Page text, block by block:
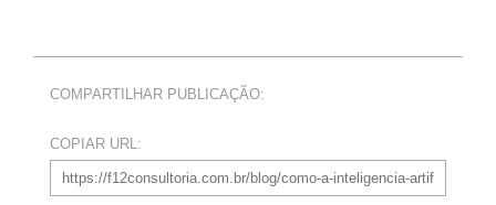
COMPARTILHAR PUBLICAÇÃO:
COPIAR URL: